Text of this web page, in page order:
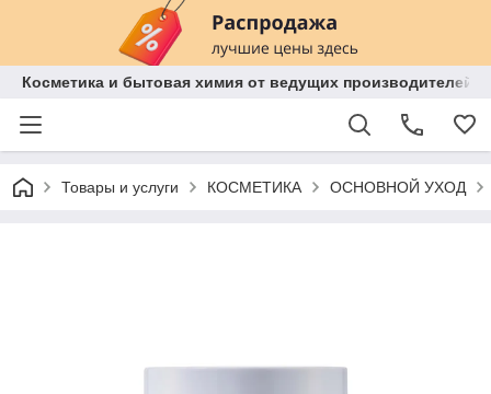
Косметика и бытовая химия от ведущих производителей
Товары и услуги КОСМЕТИКА ОСНОВНОЙ УХОД